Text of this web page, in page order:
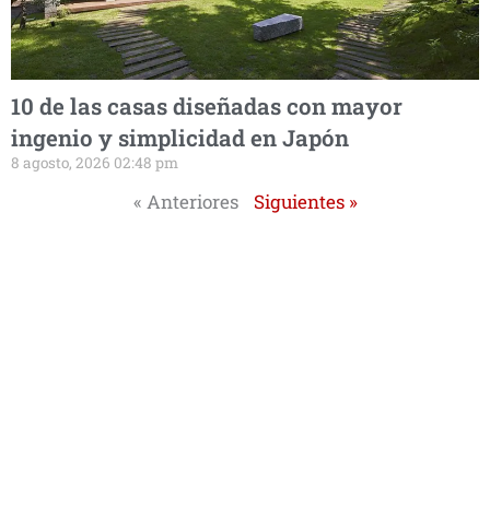
10 de las casas diseñadas con mayor
ingenio y simplicidad en Japón
8 agosto, 2026 02:48 pm
« Anteriores Siguientes »